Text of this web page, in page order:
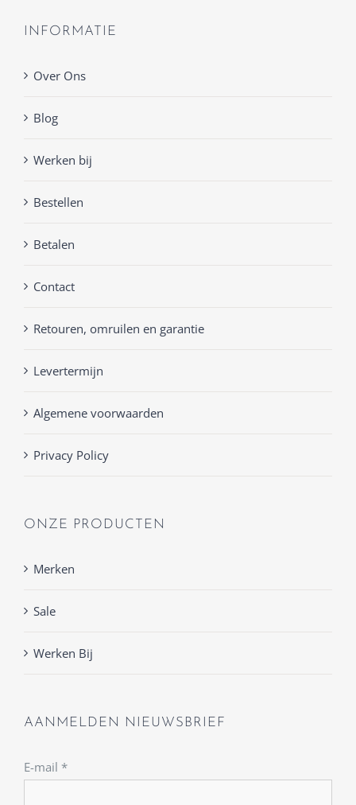
INFORMATIE
Over Ons
Blog
Werken bij
Bestellen
Betalen
Contact
Retouren, omruilen en garantie
Levertermijn
Algemene voorwaarden
Privacy Policy
ONZE PRODUCTEN
Merken
Sale
Werken Bij
AANMELDEN NIEUWSBRIEF
E-mail *